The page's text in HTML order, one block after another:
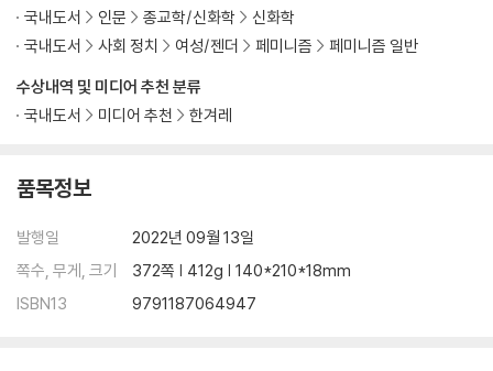
5장 아버지에게 배신당하다
우울과 상실의 늪
내면의 불꽃이 꺼질 때
길들여진 딸들, “나는 항상 가면을 쓰고 있었어요.”
왕은 죽어야만 한다
6장 내면의 여신을 만나다
수상내역 및 미디어 추천 분류
국내도서
미디어 추천 한겨레
국내도서
인문 종교학/신화학
신화학
국내도서
사회 정치 여성/젠더 페미니즘 페미니즘 일반
품목정보
발행일
2022년 09월 13일
쪽수, 무게, 크기
372쪽 | 412g | 140*210*18mm
ISBN13
9791187064947